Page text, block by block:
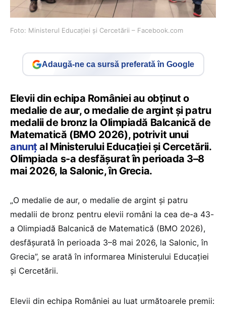
Foto: Ministerul Educației și Cercetării – Facebook.com
Adaugă-ne ca sursă preferată în Google
Elevii din echipa României au obținut o
medalie de aur, o medalie de argint și patru
medalii de bronz la Olimpiadă Balcanică de
Matematică (BMO 2026), potrivit unui
anunț al Ministerului Educației și Cercetării.
Olimpiada s-a desfășurat în perioada 3–8
mai 2026, la Salonic, în Grecia.
„O medalie de aur, o medalie de argint și patru
medalii de bronz pentru elevii români la cea de-a 43-
a Olimpiadă Balcanică de Matematică (BMO 2026),
desfășurată în perioada 3–8 mai 2026, la Salonic, în
Grecia”, se arată în informarea Ministerului Educației
și Cercetării.
Elevii din echipa României au luat următoarele premii: